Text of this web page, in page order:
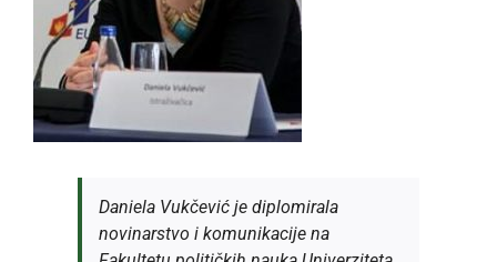
Daniela Vukčević je diplomirala
novinarstvo i komunikacije na